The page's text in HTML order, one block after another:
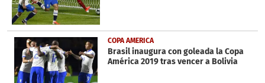
COPA AMERICA
Brasil inaugura con goleada la Copa
América 2019 tras vencer a Bolivia